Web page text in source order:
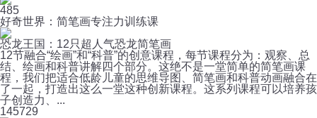
485
好奇世界：简笔画专注力训练课
恐龙王国：12只超人气恐龙简笔画
12节融合“绘画”和“科普”的创意课程，每节课程分为：观察、总
结、绘画和科普讲解四个部分。这绝不是一堂简单的简笔画课
程，我们把适合低龄儿童的思维导图、简笔画和科普动画融合在
了一起，打造出这么一堂这种创新课程。这系列课程可以培养孩
子创造力、...
145729